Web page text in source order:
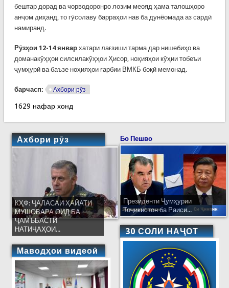
бештар дорад ва чорводоронро лозим меояд ҳама талошҳоро
анҷом диҳанд, то гӯсолаву барраҳои нав ба дунёомада аз сардӣ
намиранд.
Рӯзҳои 12-14 январхатари лағзиши тарма дар нишебиҳо ва
доманакӯҳҳои силсилакӯҳҳои Ҳисор, ноҳияҳои кӯҳии тобеъи
ҷумҳурӣ ва баъзе ноҳияҳои ғарбии ВМКБ боқӣ мемонад.
барчасп: Ахбори рӯз
1629 нафар хонд
Ахбори рӯз
КҲФ: ҶАЛАСАИ ҲАЙАТИ
МУШОВАРА ОИД БА
ҶАМЪБАСТИ
НАТИҶАҲОИ...
Маводҳои видеоӣ
Бо Пешво
Президенти Ҷумҳурии
Тоҷикистон ба Раиси...
30 СОЛИ НАҶОТ